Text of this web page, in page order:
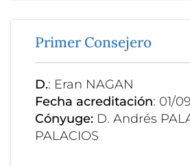
Primer Consejero
D.: Eran NAGAN
Fecha acreditación: 01/
Cónyuge: D. Andrés
PALACIOS